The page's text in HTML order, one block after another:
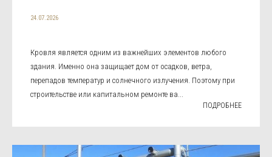
24.07.2026
Кровля является одним из важнейших элементов любого
здания. Именно она защищает дом от осадков, ветра,
перепадов температур и солнечного излучения. Поэтому при
строительстве или капитальном ремонте ва...
ПОДРОБНЕЕ